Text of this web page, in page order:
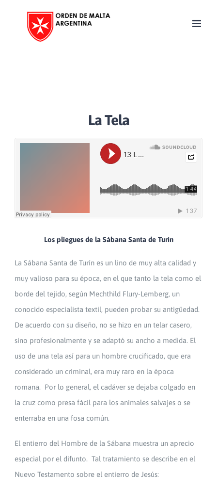
La Tela
Los pliegues de la Sábana Santa de Turín
La Sábana Santa de Turín es un lino de muy alta calidad y
muy valioso para su época, en el que tanto la tela como el
borde del tejido, según Mechthild Flury-Lemberg, un
conocido especialista textil, pueden probar su antigüedad.
De acuerdo con su diseño, no se hizo en un telar casero,
sino profesionalmente y se adaptó su ancho a medida. El
uso de una tela así para un hombre crucificado, que era
considerado un criminal, era muy raro en la época
romana. Por lo general, el cadáver se dejaba colgado en
la cruz como presa fácil para los animales salvajes o se
enterraba en una fosa común.
El entierro del Hombre de la Sábana muestra un aprecio
especial por el difunto. Tal tratamiento se describe en el
Nuevo Testamento sobre el entierro de Jesús: